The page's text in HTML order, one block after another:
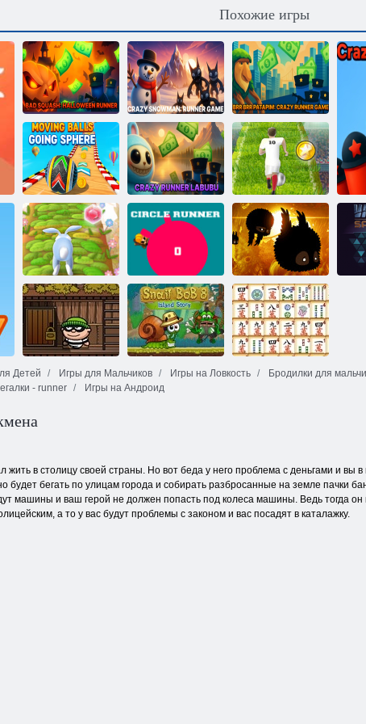
Похожие игры
Плохая тыква :
Бегущий на
Хэллоуин
Безумный
снеговик: игра-
бегалка
Брр Брр
Патапим:
Сумасшедшая
игра-раннер
Движущиеся
шары - Сфера
бегун Лабубу
Евро Футбол
Спринт
Беги, не
останавливайся
Бегун по кругу Плохие земли
Улитка Боб 8:
Детей Игры для Мальчиков Игры на Ловкость Бродилки для
- runner Игры на Андроид
жить в столицу своей страны. Но вот беда у него проблема с деньгами и вы
будет бегать по улицам города и собирать разбросанные на земле пачки
машины и ваш герой не должен попасть под колеса машины. Ведь тогда он
а то у вас будут проблемы с законом и вас посадят в каталажку.